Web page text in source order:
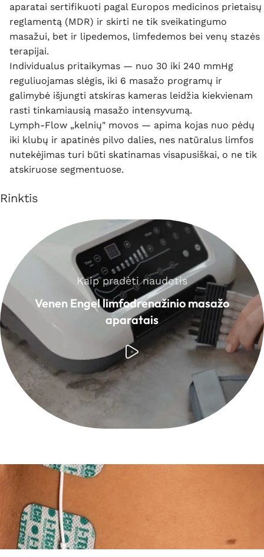
aparatai sertifikuoti pagal Europos medicinos prietaisų
reglamentą (MDR) ir skirti ne tik sveikatingumo
masažui, bet ir lipedemos, limfedemos bei venų stazės
terapijai.
Individualus pritaikymas — nuo 30 iki 240 mmHg
reguliuojamas slėgis, iki 6 masažo programų ir
galimybė išjungti atskiras kameras leidžia kiekvienam
rasti tinkamiausią masažo intensyvumą.
Lymph-Flow „kelnių" movos — apima kojas nuo pėdų
iki klubų ir apatinės pilvo dalies, nes natūralus limfos
nutekėjimas turi būti skatinamas visapusiškai, o ne tik
atskiruose segmentuose.
Rinktis
Kaip pradėti naudotis
Venen Engel limfodrenažinio masažo
aparatais